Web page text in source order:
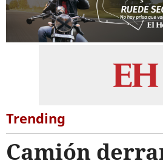
Trending
Camión